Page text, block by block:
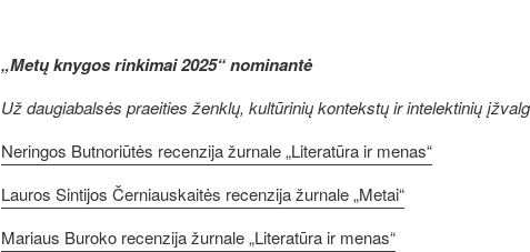
„Metų knygos rinkimai 2025“ nominantė
Už daugiabalsės praeities ženklų, kultūrinių kontekstų ir intelektinių
Neringos Butnoriūtės recenzija žurnale „Literatūra ir menas“
Lauros Sintijos Černiauskaitės recenzija žurnale „Metai“
Mariaus Buroko recenzija žurnale „Literatūra ir menas“